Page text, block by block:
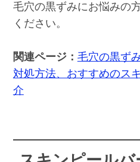
毛穴の黒ずみにお悩みの
ください。
関連ページ： 毛穴の黒ず
対処方法、おすすめのス
介